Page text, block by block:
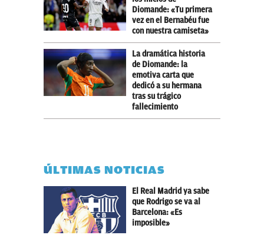
Diomande: «Tu primera
vez en el Bernabéu fue
con nuestra camiseta»
La dramática historia
de Diomande: la
emotiva carta que
dedicó a su hermana
tras su trágico
fallecimiento
ÚLTIMAS NOTICIAS
El Real Madrid ya sabe
que Rodrigo se va al
Barcelona: «Es
imposible»